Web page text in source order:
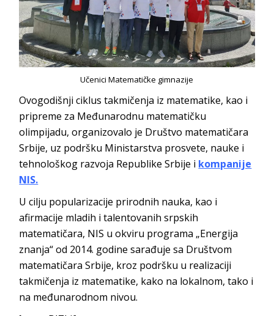
Učenici Matematičke gimnazije
Ovogodišnji ciklus takmičenja iz matematike, kao i
pripreme za Međunarodnu matematičku
olimpijadu, organizovalo je Društvo matematičara
Srbije, uz podršku Ministarstva prosvete, nauke i
tehnološkog razvoja Republike Srbije i kompanije
NIS.
U cilju popularizacije prirodnih nauka, kao i
afirmacije mladih i talentovanih srpskih
matematičara, NIS u okviru programa „Energija
znanja“ od 2014. godine sarađuje sa Društvom
matematičara Srbije, kroz podršku u realizaciji
takmičenja iz matematike, kako na lokalnom, tako i
na međunarodnom nivou.